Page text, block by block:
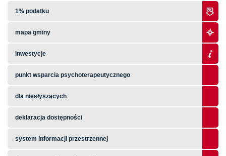
1% podatku
mapa gminy
inwestycje
punkt wsparcia psychoterapeutycznego
dla niesłyszących
deklaracja dostępności
system informacji przestrzennej